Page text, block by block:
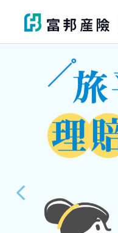
Previous